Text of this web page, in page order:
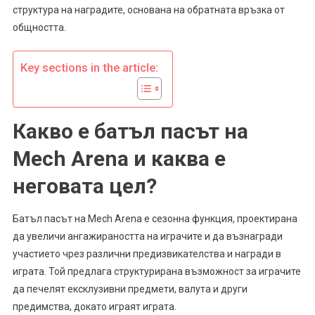
структура на наградите, основана на обратната връзка от
общността.
Key sections in the article:
Какво е батъл пасът на
Mech Arena и каква е
неговата цел?
Батъл пасът на Mech Arena е сезонна функция, проектирана
да увеличи ангажираността на играчите и да възнагради
участието чрез различни предизвикателства и награди в
играта. Той предлага структурирана възможност за играчите
да печелят ексклузивни предмети, валута и други
предимства, докато играят играта.